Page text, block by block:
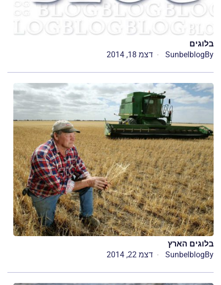
בלוגים
By
Sunbelblog דצמ 18, 2014
בלוגים הארץ
By
Sunbelblog דצמ 22, 2014